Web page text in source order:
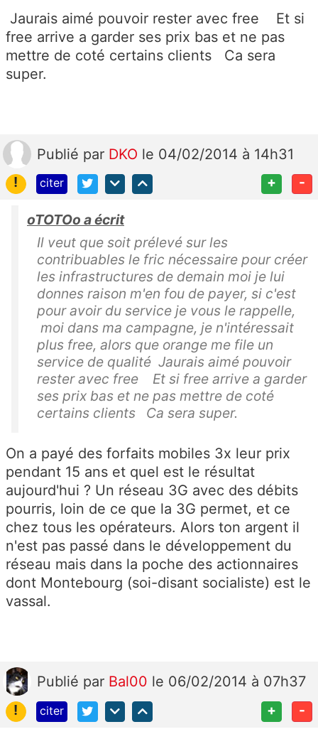
Jaurais aimé pouvoir rester avec free Et si
free arrive a garder ses prix bas et ne pas
mettre de coté certains clients Ca sera
super.
Publié par DKO le 04/02/2014 à 14h31
!
citer + -
oTOTOo a écrit
Il veut que soit prélevé sur les
contribuables le fric nécessaire pour créer
les infrastructures de demain moi je lui
donnes raison m'en fou de payer, si c'est
pour avoir du service je vous le rappelle,
moi dans ma campagne, je n'intéressait
plus free, alors que orange me file un
service de qualité Jaurais aimé pouvoir
rester avec free Et si free arrive a garder
ses prix bas et ne pas mettre de coté
certains clients Ca sera super.
On a payé des forfaits mobiles 3x leur prix
pendant 15 ans et quel est le résultat
aujourd'hui ? Un réseau 3G avec des débits
pourris, loin de ce que la 3G permet, et ce
chez tous les opérateurs. Alors ton argent il
n'est pas passé dans le développement du
réseau mais dans la poche des actionnaires
dont Montebourg (soi-disant socialiste) est le
vassal.
Publié par Bal00 le 06/02/2014 à 07h37
!
citer + -